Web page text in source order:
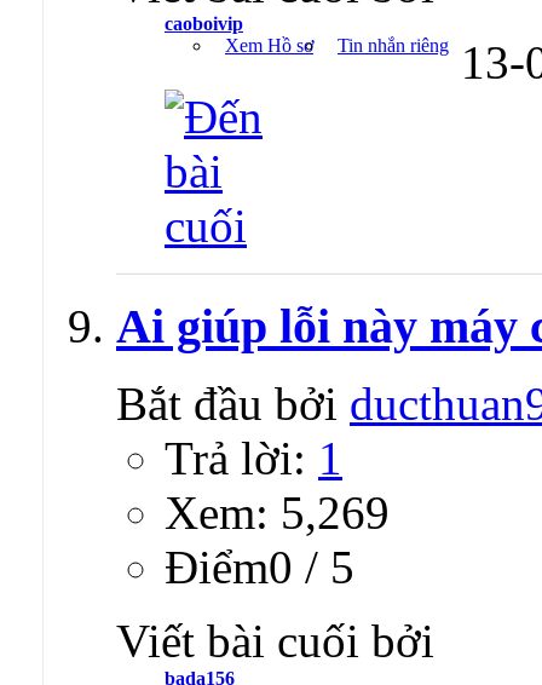
caoboivip
Xem Hồ sơ
Tin nhắn riêng
Ai giúp lỗi này máy
Bắt đầu bởi
Trả lời: 1
Xem: 5,269
Ðiểm0 / 5
Viết bài cuối bởi
bada156